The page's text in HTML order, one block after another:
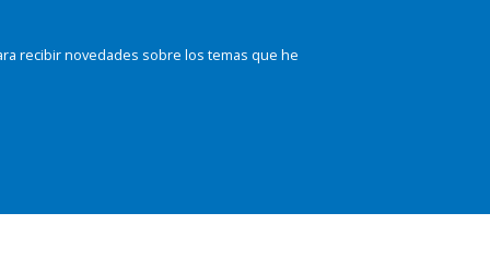
recibir novedades sobre los temas que he